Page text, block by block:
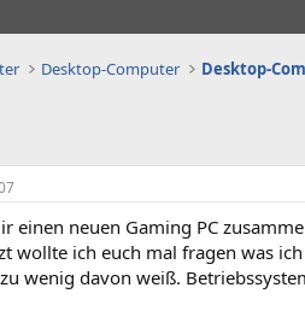
Desktop-Computer Desktop-
einen neuen Gaming PC
wollte ich euch mal fragen was
wenig davon weiß.